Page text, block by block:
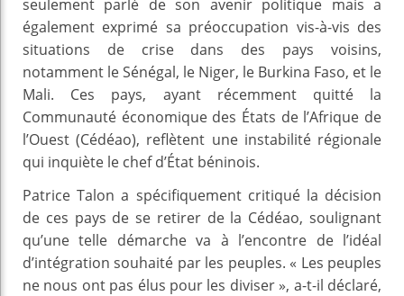
seulement parlé de son avenir politique mais a
également exprimé sa préoccupation vis-à-vis des
situations de crise dans des pays voisins,
notamment le Sénégal, le Niger, le Burkina Faso, et le
Mali. Ces pays, ayant récemment quitté la
Communauté économique des États de l’Afrique de
l’Ouest (Cédéao), reflètent une instabilité régionale
qui inquiète le chef d’État béninois.
Patrice Talon a spécifiquement critiqué la décision
de ces pays de se retirer de la Cédéao, soulignant
qu’une telle démarche va à l’encontre de l’idéal
d’intégration souhaité par les peuples. « Les peuples
ne nous ont pas élus pour les diviser », a-t-il déclaré,